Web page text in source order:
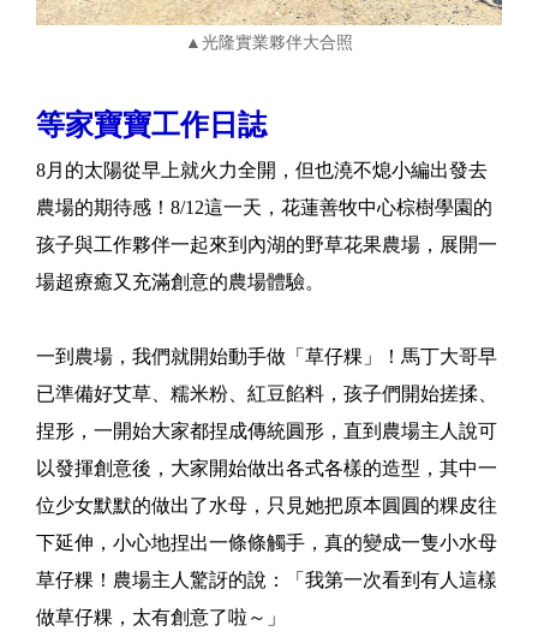
▲光隆實業夥伴大合照
等家寶寶工作日誌
8月的太陽從早上就火力全開，但也澆不熄小編出發去
農場的期待感！8/12這一天，花蓮善牧中心棕樹學園的
孩子與工作夥伴一起來到內湖的野草花果農場，展開一
場超療癒又充滿創意的農場體驗。
一到農場，我們就開始動手做「草仔粿」！馬丁大哥早
已準備好艾草、糯米粉、紅豆餡料，孩子們開始搓揉、
捏形，一開始大家都捏成傳統圓形，直到農場主人說可
以發揮創意後，大家開始做出各式各樣的造型，其中一
位少女默默的做出了水母，只見她把原本圓圓的粿皮往
下延伸，小心地捏出一條條觸手，真的變成一隻小水母
草仔粿！農場主人驚訝的說：「我第一次看到有人這樣
做草仔粿，太有創意了啦～」